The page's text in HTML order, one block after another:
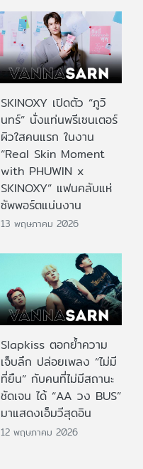
SKINOXY เปิดตัว “ภูวิ
นทร์” นั่งแท่นพรีเซนเตอร์
ผิวใสคนแรก ในงาน
“Real Skin Moment
with PHUWIN x
SKINOXY” แฟนคลับแห่
ซัพพอร์ตแน่นงาน
13 พฤษภาคม 2026
Slapkiss ตอกย้ำความ
เจ็บลึก ปล่อยเพลง “ไม่มี
ที่ยืน” กับคนที่ไม่มีสถานะ
ชัดเจน ได้ “AA วง BUS”
มาแสดงเอ็มวีสุดอิน
12 พฤษภาคม 2026